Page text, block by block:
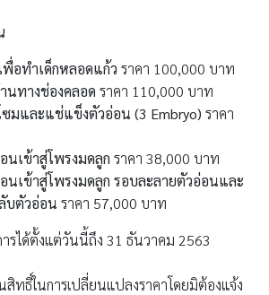
สิทธิ์ในการเปลี่ยนแปลงราคาโดยมิต้องแจ้ง
www.bangkokhospital.com
รงพยาบาลกรุงเทพ
บุรีตัดใหม่ แขวงบางกะปิ เขตห้วยขวาง
15